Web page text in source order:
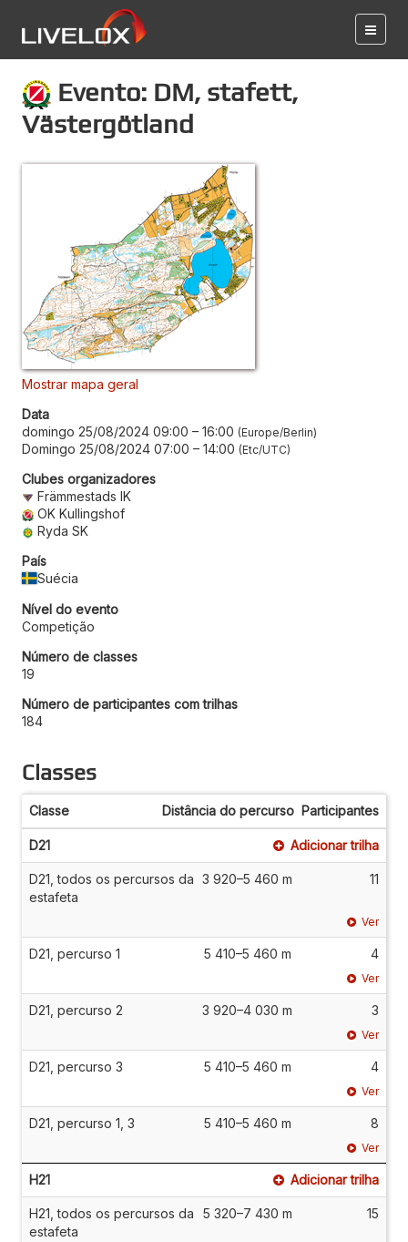
Evento: DM, stafett,
Västergötland
Mostrar mapa geral
Data
domingo 25/08/2024 09:00 – 16:00 Europe/Berlin
Domingo 25/08/2024 07:00 – 14:00 Etc/UTC
Clubes organizadores
Främmestads IK
OK Kullingshof
Ryda SK
País
Suécia
Nível do evento
Competição
Número de classes
19
Número de participantes com trilhas
184
Classes
Classe Distância do percurso Participantes
D21 Adicionar trilha
D21, todos os percursos da
estafeta
3 920–5 460 m 11
Ver
D21, percurso 1 5 410–5 460 m 4
Ver
D21, percurso 2 3 920–4 030 m 3
Ver
D21, percurso 3 5 410–5 460 m 4
Ver
D21, percurso 1, 3 5 410–5 460 m 8
Ver
H21 Adicionar trilha
H21, todos os percursos da
estafeta
5 320–7 430 m 15